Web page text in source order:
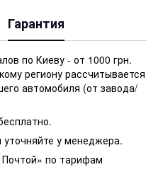
Гарантия
по Киеву - от 1000 грн.
региону рассчитывается
автомобиля (от завода/
у менеджера.
по тарифам